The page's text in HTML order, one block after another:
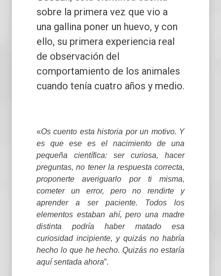
sobre la primera vez que vio a
una gallina poner un huevo, y con
ello, su primera experiencia real
de observación del
comportamiento de los animales
cuando tenía cuatro años y medio.
«Os cuento esta historia por un motivo. Y
es que ese es el nacimiento de una
pequeña científica: ser curiosa, hacer
preguntas, no tener la respuesta correcta,
proponerte averiguarlo por ti misma,
cometer un error, pero no rendirte y
aprender a ser paciente. Todos los
elementos estaban ahí, pero una madre
distinta podría haber matado esa
curiosidad incipiente, y quizás no habría
hecho lo que he hecho. Quizás no estaría
aquí sentada ahora”.